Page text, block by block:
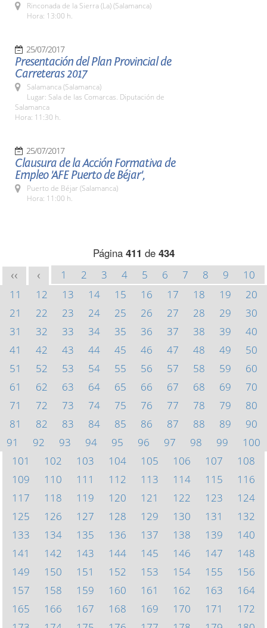
Rinconada de la Sierra (La) (Salamanca)
Hora: 13:00 h.
25/07/2017
Presentación del Plan Provincial de
Carreteras 2017
Salamanca (Salamanca)
Lugar: Sala de las Comarcas. Diputación de
Salamanca
Hora: 11:30 h.
25/07/2017
Clausura de la Acción Formativa de
Empleo 'AFE Puerto de Béjar',
Puerto de Béjar (Salamanca)
Hora: 11:00 h.
Página 411 de 434
<< < 1 2 3 4 5 6 7 8 9
10
11
12 13 14 15 16 17 18 19
20
21
22 23 24 25 26 27 28 29
30
31
32 33 34 35 36 37 38 39
40
41
42 43 44 45 46 47 48 49
50
51
52 53 54 55 56 57 58 59
60
61
62 63 64 65 66 67 68 69
70
71
72 73 74 75 76 77 78 79
80
81
82 83 84 85 86 87 88 89
90
91
92 93 94 95 96 97 98 99
100
101
102 103 104 105 106 107
108
109
110 111 112 113 114 115
116
117
118 119 120 121 122 123
124
125
126 127 128 129 130 131
132
133
134 135 136 137 138 139
140
141
142 143 144 145 146 147
148
149
150 151 152 153 154 155
156
157
158 159 160 161 162 163
164
165
166 167 168 169 170 171
172